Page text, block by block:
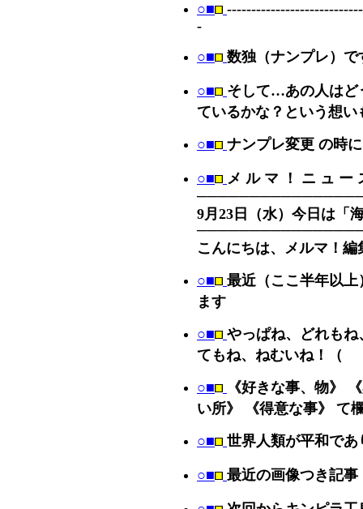
○■
-
○■ 数独（ナンプレ）で
○■ そして…あの人はど
ているかな？という想い
○■ ナンプレ変更 の時
○■ メ ル マ ！ ニ ュ ー
9月23日（水）今日は「
こんにちは、メルマ！
○■ 最近（ここ半年以
ます
○■ やっぱね、どれも
てもね、ねむいね！（
○■ 《好きな事、物》
い所》 《得意な事》 て
○■ 世界人類が平和であ
○■ 最近の画像つき記